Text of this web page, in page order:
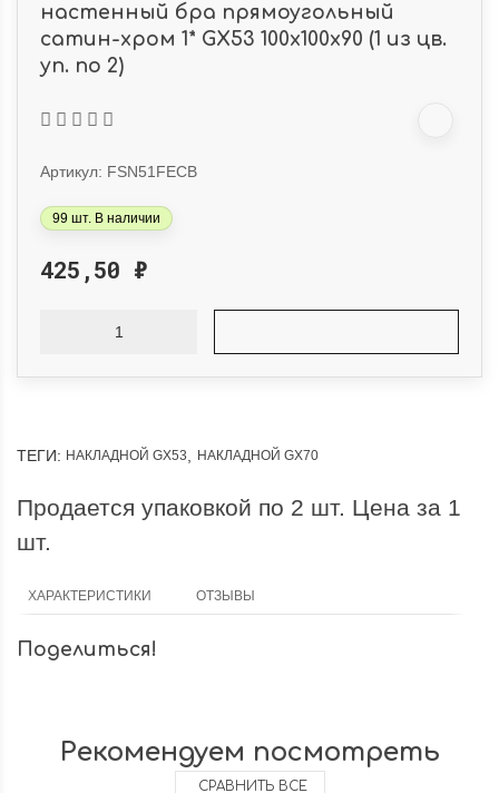
Свет, который
Как выбрать цветовую
температуру 2700К, 4200К или
6000К? Выбирая...
Антон Антонов
12 января 2026 17:38
настенный бра прямоугольный
сатин-хром 1* GX53 100х100х90 (1 из цв.
уп. по 2)
Артикул: FSN51FECB
99 шт. В наличии
425,50 ₽
ТЕГИ: НАКЛАДНОЙ GX53 НАКЛАДНОЙ GX70
Продается упаковкой по 2 шт. Цена за 1
шт.
ХАРАКТЕРИСТИКИ ОТЗЫВЫ
Поделиться!
Рекомендуем посмотреть
СРАВНИТЬ ВСЕ